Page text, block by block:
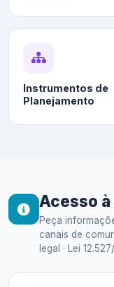
Instrumentos de
Planejamento
Acesso
Peça
canais de
legal · Lei